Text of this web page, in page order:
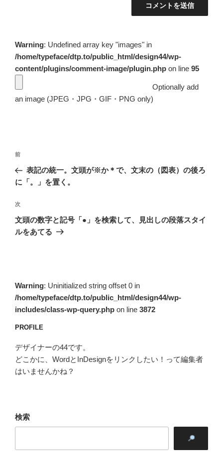
Warning: Undefined array key "images" in
/home/typeface/dtp.to/public_html/design44/wp-
content/plugins/comment-image/plugin.php on line 95
Optionally add
an image (JPEG・JPG・GIF・PNG only)
投
ナ
ゲ
ー
シ
前
の
投
前
表記の統一。文頭が※か＊で、文末の（図表）の後ろ
に「。」を置く。
次
の
投
次
文頭の数字と記号「●」を検索して、見出しの段落スタイ
ルをあてる
Warning: Uninitialized string offset 0 in
/home/typeface/dtp.to/public_html/design44/wp-
includes/class-wp-query.php on line 3872
PROFILE
デザイナーの44です。
どこかに、WordとInDesignをリンクしたい！って編集者
はいませんかね？
検索